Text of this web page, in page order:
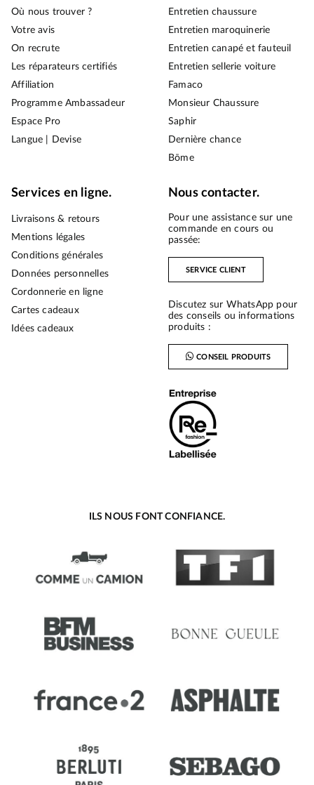
Où nous trouver ?
Votre avis
On recrute
Les réparateurs certifiés
Affiliation
Programme Ambassadeur
Espace Pro
Langue | Devise
Entretien chaussure
Entretien maroquinerie
Entretien canapé et fauteuil
Entretien sellerie voiture
Famaco
Monsieur Chaussure
Saphir
Dernière chance
Bōme
Services en ligne.
Livraisons & retours
Mentions légales
Conditions générales
Données personnelles
Cordonnerie en ligne
Cartes cadeaux
Idées cadeaux
Nous contacter.
Pour une assistance sur une
commande en cours ou
passée:
SERVICE CLIENT
Discutez sur WhatsApp pour
des conseils ou informations
produits :
CONSEIL PRODUITS
ILS NOUS FONT CONFIANCE.